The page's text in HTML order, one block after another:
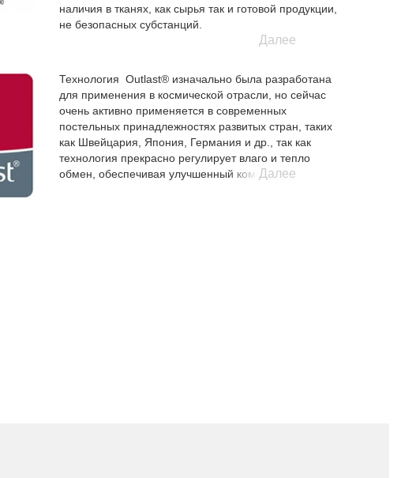
наличия в тканях, как сырья так и готовой продукции,
не безопасных субстанций.
Далее
Технология Outlast® изначально была разработана
для применения в космической отрасли, но сейчас
очень активно применяется в современных
постельных принадлежностях развитых стран, таких
как Швейцария, Япония, Германия и др., так как
технология прекрасно регулирует влаго и тепло
обмен, обеспечивая улучшенный комфорт
Далее